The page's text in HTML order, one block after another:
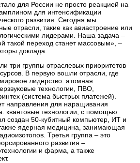
для России не просто реакцией на
для интенсификации
развития. Сегодня мы
отрасли, такие как авиастроение или
лидерами. Наша задача –
такой переход станет массовым», –
доклада.
три группы отраслевых приоритетов
В первую вошли отрасли, где
лидерство: атомная
технологии, ПВО,
(система быстрых платежей).
направления для наращивания
квантовые технологии, с помощью
создан 50-кубитный компьютер, ИТ и
ядерная медицина, занимающая
Третья группа – это
развития –
и фарма, а также